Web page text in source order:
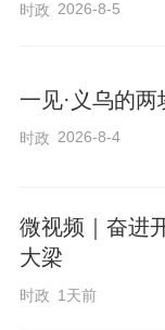
交织叠加。
量发展，经
护国家安全
发展经济的
党的十八大
时政 2026-8-5
一见·义乌的两
时政 2026-8-4
微视频｜奋进
大梁
时政 1天前